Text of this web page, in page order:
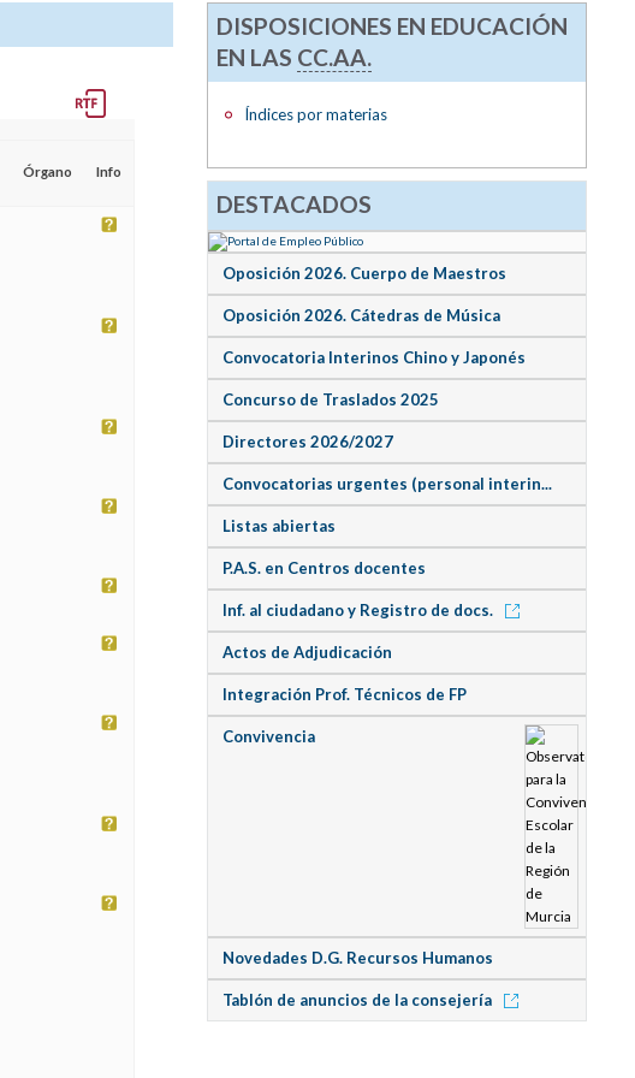
Órgano Info
DISPOSICIONES EN EDUCACIÓN
EN LAS CC.AA.
Índices por materias
DESTACADOS
Oposición 2026. Cuerpo de Maestros
Oposición 2026. Cátedras de Música
Convocatoria Interinos Chino y Japonés
Concurso de Traslados 2025
Directores 2026/2027
Convocatorias urgentes (personal interin...
Listas abiertas
P.A.S. en Centros docentes
Inf. al ciudadano y Registro de docs.
Actos de Adjudicación
Integración Prof. Técnicos de FP
Convivencia
Novedades D.G. Recursos Humanos
Tablón de anuncios de la consejería